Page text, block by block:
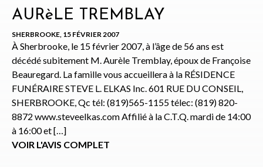
AURèLE TREMBLAY
SHERBROOKE, 15 FÉVRIER 2007
À Sherbrooke, le 15 février 2007, à l’âge de 56 ans est
décédé subitement M. Aurèle Tremblay, époux de Françoise
Beauregard. La famille vous accueillera à la RÉSIDENCE
FUNÉRAIRE STEVE L. ELKAS Inc. 601 RUE DU CONSEIL,
SHERBROOKE, Qc tél: (819)565-1155 télec: (819) 820-
8872 www.steveelkas.com Affilié à la C.T.Q. mardi de 14:00
à 16:00 et […]
VOIR L'AVIS COMPLET